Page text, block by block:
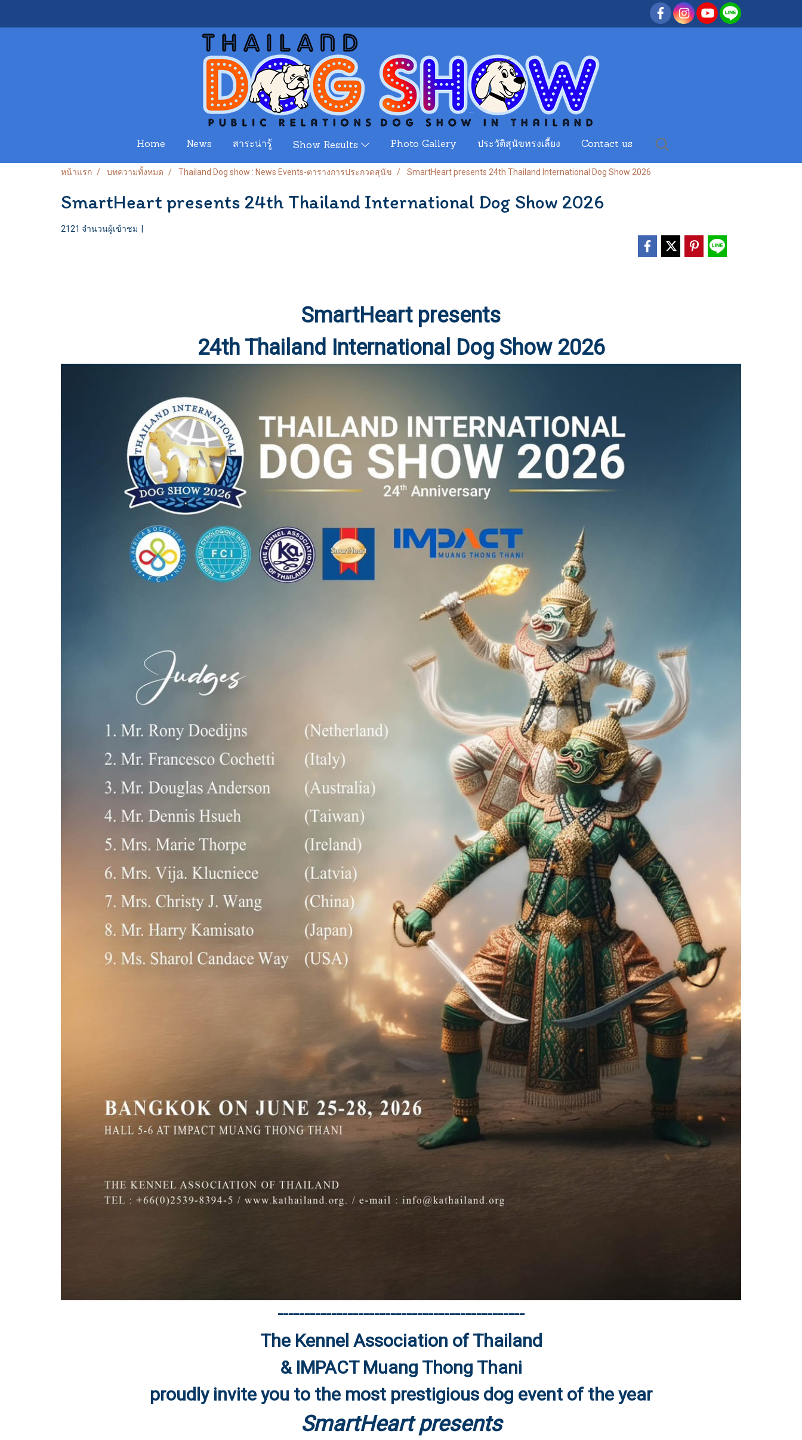
Home News สาระน่ารู้ Show Results Photo Gallery ประวัติสุนัขทรงเลี้ยง Contact us
หน้าแรก บทความทั้งหมด Thailand Dog show : News Events-ตารางการประกวดสุนัข SmartHeart presents 24th Thailand International Dog Show 2026
SmartHeart presents 24th Thailand International Dog Show 2026
2121 จำนวนผู้เข้าชม |
SmartHeart presents
24th Thailand International Dog Show 2026
----------------------------------------------
The Kennel Association of Thailand
& IMPACT Muang Thong Thani
proudly invite you to the most prestigious dog event of the year
SmartHeart presents